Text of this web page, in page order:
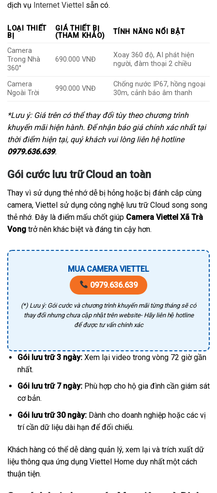
dịch vụ Internet Viettel sẵn có.
LOẠI THIẾT
BỊ
GIÁ THIẾT BỊ
(THAM KHẢO)
TÍNH NĂNG NỔI BẬT
Camera
Trong Nhà
360°
690.000 VNĐ
Xoay 360 độ, AI phát hiện
người, đàm thoại 2 chiều
Camera
Ngoài Trời
990.000 VNĐ
Chống nước IP67, hồng ngoại
30m, cảnh báo âm thanh
*Lưu ý: Giá trên có thể thay đổi tùy theo chương trình
khuyến mãi hiện hành. Để nhận báo giá chính xác nhất tại
thời điểm hiện tại, quý khách vui lòng liên hệ hotline
0979.636.639.
Gói cước lưu trữ Cloud an toàn
Thay vì sử dụng thẻ nhớ dễ bị hỏng hoặc bị đánh cắp cùng
camera, Viettel sử dụng công nghệ lưu trữ Cloud song song
thẻ nhớ. Đây là điểm mấu chốt giúp Camera Viettel Xã Trà
Vong trở nên khác biệt và đáng tin cậy hơn.
MUA CAMERA VIETTEL
0979.636.639
(*) Lưu ý: Gói cước và chương trình khuyến mãi từng tháng sẽ có
thay đổi nhưng chưa cập nhật trên website- Hãy liên hệ hotline
để được tư vấn chính xác
Gói lưu trữ 3 ngày:Xem lại video trong vòng 72 giờ gần
nhất.
Gói lưu trữ 7 ngày:Phù hợp cho hộ gia đình cần giám sát
cơ bản.
Gói lưu trữ 30 ngày:Dành cho doanh nghiệp hoặc các vị
trí cần dữ liệu dài hạn để đối chiếu.
Khách hàng có thể dễ dàng quản lý, xem lại và trích xuất dữ
liệu thông qua ứng dụng Viettel Home duy nhất một cách
thuận tiện.